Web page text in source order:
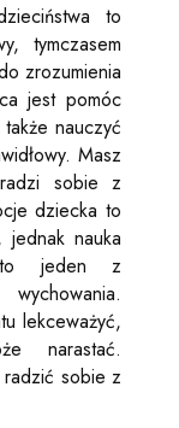
to
tymczasem
zrozumienia
jest pomóc
nauczyć
Masz
sobie z
dziecka to
nauka
to jeden z
lekceważyć,
narastać.
sobie z